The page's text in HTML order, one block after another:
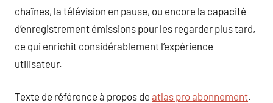
chaînes, la télévision en pause, ou encore la capacité
d’enregistrement émissions pour les regarder plus tard,
ce qui enrichit considérablement l’expérience
utilisateur.
Texte de référence à propos de atlas pro abonnement.